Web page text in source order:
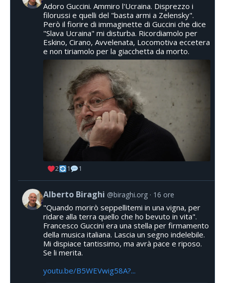
Adoro Guccini. Ammiro l'Ucraina. Disprezzo i
filorussi e quelli del "basta armi a Zelensky".
Però il fiorire di immaginette di Guccini che dice
"Slava Ucraina" mi disturba. Ricordiamolo per
Eskino, Cirano, Avvelenata, Locomotiva eccetera
e non tiriamolo per la giacchetta da morto.
2 1 1
Alberto Biraghi @biraghi.org 16 ore
"Quando morirò seppellitemi in una vigna, per
ridare alla terra quello che ho bevuto in vita".
Francesco Guccini era una stella per firmamento
della musica italiana. Lascia un segno indelebile.
Mi dispiace tantissimo, ma avrà pace e riposo.
Se li merita.
youtu.be/B5WEVwig58A?...